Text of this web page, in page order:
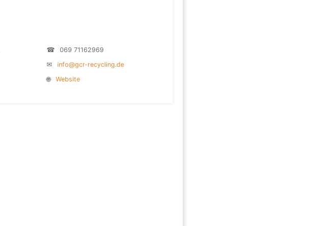
☎
069 71162969
✉
info@gcr-recycling.de
🌐
Website